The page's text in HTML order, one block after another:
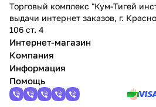
Торговый комплекс "Кум-Тигей
выдачи интернет заказов, г.
106 ст. 4
Интернет-магазин
Компания
Информация
Помощь